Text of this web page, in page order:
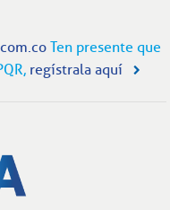
Ten presente que
regístrala aquí